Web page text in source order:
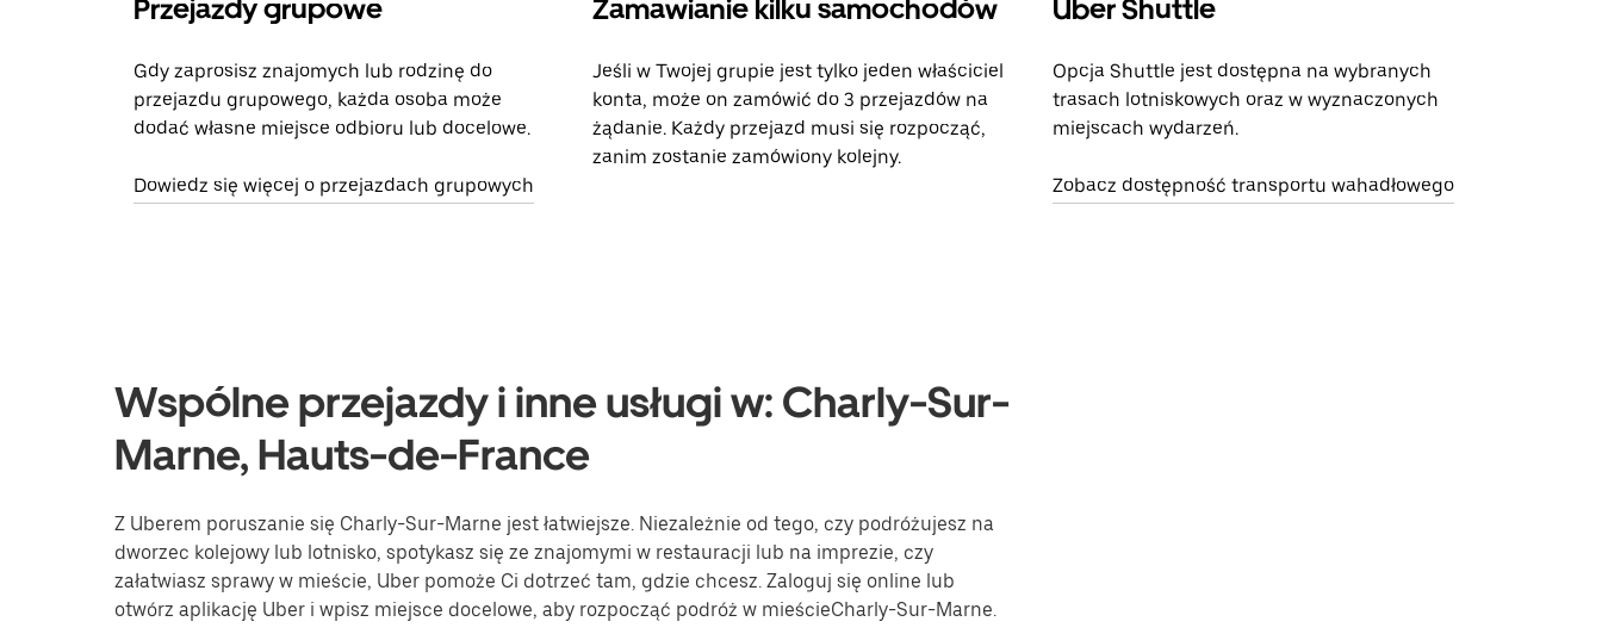
Przejazdy grupowe
Gdy zaprosisz znajomych lub rodzinę do
przejazdu grupowego, każda osoba może
dodać własne miejsce odbioru lub docelowe.
Dowiedz się więcej o przejazdach grupowych
Zamawianie kilku samochodów
Jeśli w Twojej grupie jest tylko jeden właściciel
konta, może on zamówić do 3 przejazdów na
żądanie. Każdy przejazd musi się rozpocząć,
zanim zostanie zamówiony kolejny.
Uber Shuttle
Opcja Shuttle jest dostępna na wybranych
trasach lotniskowych oraz w wyznaczonych
miejscach wydarzeń.
Zobacz dostępność transportu wahadłowego
Wspólne przejazdy i inne usługi w: Charly-Sur-
Marne, Hauts-de-France
Z Uberem poruszanie się Charly-Sur-Marne jest łatwiejsze. Niezależnie od tego, czy podróżujesz na
dworzec kolejowy lub lotnisko, spotykasz się ze znajomymi w restauracji lub na imprezie, czy
załatwiasz sprawy w mieście, Uber pomoże Ci dotrzeć tam, gdzie chcesz. Zaloguj się online lub
otwórz aplikację Uber i wpisz miejsce docelowe, aby rozpocząć podróż w mieścieCharly-Sur-Marne.